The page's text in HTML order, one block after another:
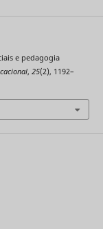
e pedagogia
, 25(2), 1192–